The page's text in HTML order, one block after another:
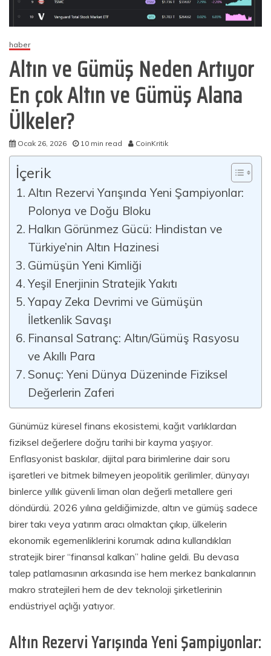
haber
Altın ve Gümüş Neden Artıyor
En çok Altın ve Gümüş Alana
Ülkeler?
Ocak 26, 2026 10 min read CoinKritik
İçerik
Altın Rezervi Yarışında Yeni Şampiyonlar:
Polonya ve Doğu Bloku
Halkın Görünmez Gücü: Hindistan ve
Türkiye’nin Altın Hazinesi
Gümüşün Yeni Kimliği
Yeşil Enerjinin Stratejik Yakıtı
Yapay Zeka Devrimi ve Gümüşün
İletkenlik Savaşı
Finansal Satranç: Altın/Gümüş Rasyosu
ve Akıllı Para
Sonuç: Yeni Dünya Düzeninde Fiziksel
Değerlerin Zaferi
Günümüz küresel finans ekosistemi, kağıt varlıklardan
fiziksel değerlere doğru tarihi bir kayma yaşıyor.
Enflasyonist baskılar, dijital para birimlerine dair soru
işaretleri ve bitmek bilmeyen jeopolitik gerilimler, dünyayı
binlerce yıllık güvenli liman olan değerli metallere geri
döndürdü. 2026 yılına geldiğimizde, altın ve gümüş sadece
birer takı veya yatırım aracı olmaktan çıkıp, ülkelerin
ekonomik egemenliklerini korumak adına kullandıkları
stratejik birer “finansal kalkan” haline geldi. Bu devasa
talep patlamasının arkasında ise hem merkez bankalarının
makro stratejileri hem de dev teknoloji şirketlerinin
endüstriyel açlığı yatıyor.
Altın Rezervi Yarışında Yeni Şampiyonlar: